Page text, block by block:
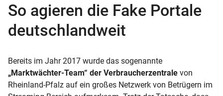
So agieren die Fake Portale
deutschlandweit
Bereits im Jahr 2017 wurde das sogenannte
„Marktwächter-Team“ der Verbraucherzentrale von
Rheinland-Pfalz auf ein großes Netzwerk von Betrügern im